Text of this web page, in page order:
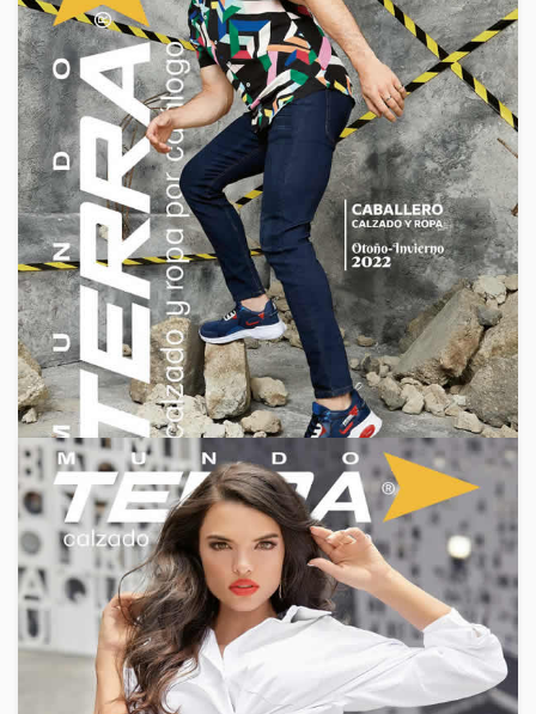
Catalogos Terra Mundo Terra ,Precios de Mayoreo ,Ropa
por Catalogo ,Ropa Por Mayoreo ,Vender Zapatos por
Catalogo ,Zapatos
Catálogo Mundo Terra Calzado
Dama Otoño Invierno 2018- 2019 de
USA
Nuevo catálogo Mundo Terra de Calzado para Dama
Primavera Verano 2018 – 2019. Son más de 275 páginas
llenas de novedades en botines, plataformas, tenis y
July 19, 2018 ByVenta Por Catalogo 2 Min Reading
2018 ,2019 ,Catalogos Para Vender ,Membresia Gratis ,
Mundo Terra ,Precios de Mayoreo , Productos Para Vender
Por Catalogo ,Ropa por Catalogo Ropa Por Mayoreo
Vender Por Catalogo ,Vender Zapatos por Catalogo ,
Zapatos
Catálogo Mundo Terra Ropa y